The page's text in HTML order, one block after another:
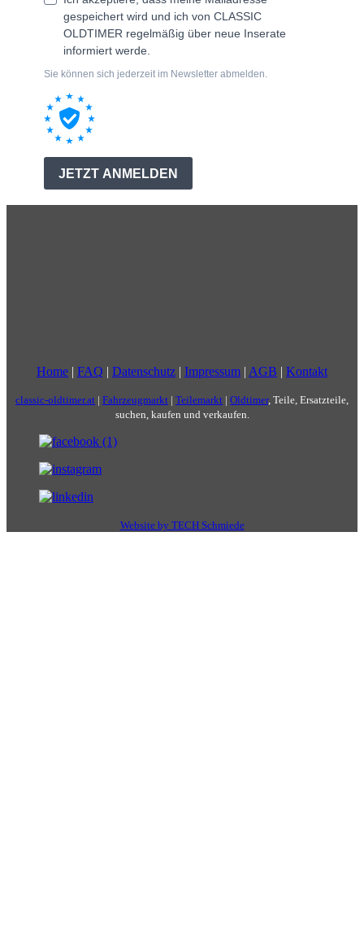
Home | FAQ | Datenschutz | Impressum | AGB | Kontakt
classic-oldtimer.at | Fahrzeugmarkt | Teilemarkt | Oldtimer, Teile, Ersatzteile,
suchen, kaufen und verkaufen.
Website by TECH Schmiede